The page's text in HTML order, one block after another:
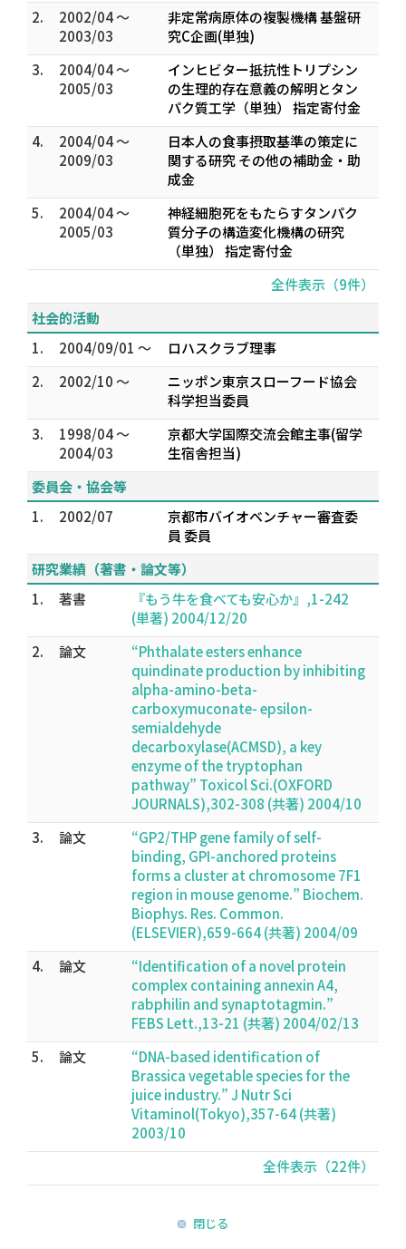
2.
2002/04 ～
2003/03
非定常病原体の複製機構 基盤研
究C企画(単独)
3.
2004/04 ～
2005/03
インヒビター抵抗性トリプシン
の生理的存在意義の解明とタン
パク質工学（単独） 指定寄付金
4.
2004/04 ～
2009/03
日本人の食事摂取基準の策定に
関する研究 その他の補助金・助
成金
5.
2004/04 ～
2005/03
神経細胞死をもたらすタンパク
質分子の構造変化機構の研究
（単独） 指定寄付金
全件表示（9件）
社会的活動
1.
2004/09/01 ～
ロハスクラブ理事
2.
2002/10 ～
ニッポン東京スローフード協会
科学担当委員
3.
1998/04 ～
2004/03
京都大学国際交流会館主事(留学
生宿舎担当)
委員会・協会等
1.
2002/07
京都市バイオベンチャー審査委
員 委員
研究業績（著書・論文等）
1.
著書
『もう牛を食べても安心か』,1-242
(単著) 2004/12/20
2.
論文
“Phthalate esters enhance
quindinate production by inhibiting
alpha-amino-beta-
carboxymuconate- epsilon-
semialdehyde
decarboxylase(ACMSD), a key
enzyme of the tryptophan
pathway” Toxicol Sci.(OXFORD
JOURNALS),302-308 (共著) 2004/10
3.
論文
“GP2/THP gene family of self-
binding, GPI-anchored proteins
forms a cluster at chromosome 7F1
region in mouse genome.” Biochem.
Biophys. Res. Common.
(ELSEVIER),659-664 (共著) 2004/09
4.
論文
“Identification of a novel protein
complex containing annexin A4,
rabphilin and synaptotagmin.”
FEBS Lett.,13-21 (共著) 2004/02/13
5.
論文
“DNA-based identification of
Brassica vegetable species for the
juice industry.” J Nutr Sci
Vitaminol(Tokyo),357-64 (共著)
2003/10
全件表示（22件）
閉じる